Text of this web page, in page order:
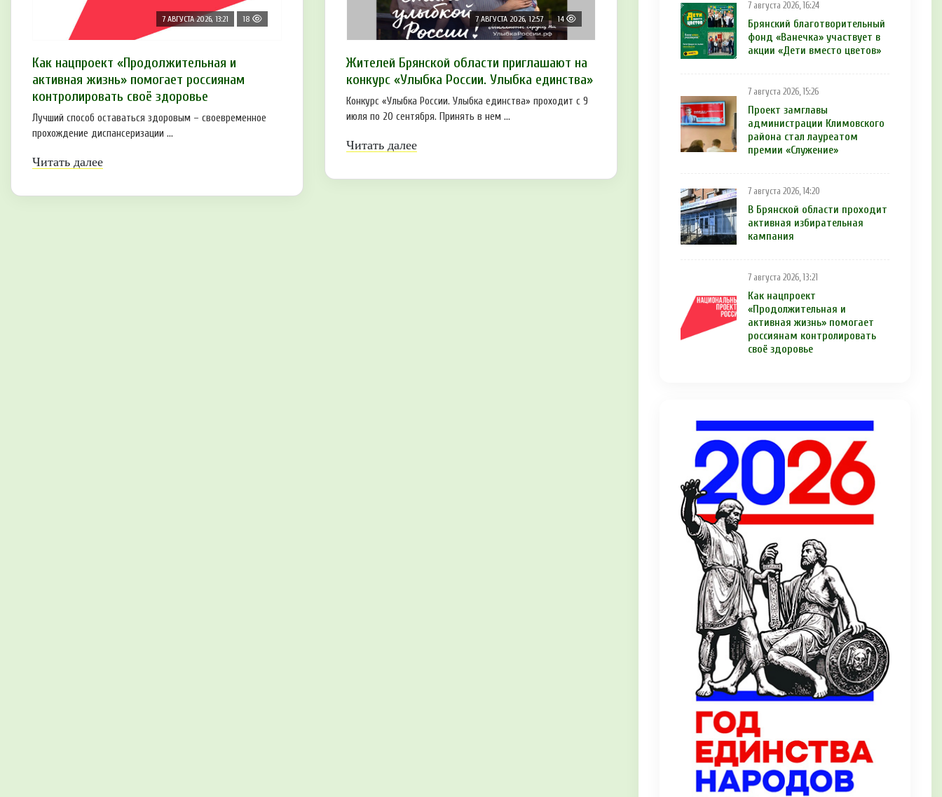
7 АВГУСТА 2026, 13:21 18
Как нацпроект «Продолжительная и
активная жизнь» помогает россиянам
контролировать своё здоровье
Лучший способ оставаться здоровым – своевременное
прохождение диспансеризации ...
Читать далее
7 АВГУСТА 2026, 12:57 14
Жителей Брянской области приглашают на
конкурс «Улыбка России. Улыбка единства»
Конкурс «Улыбка России. Улыбка единства» проходит с 9
июля по 20 сентября. Принять в нем ...
Читать далее
7 августа 2026, 16:24
Брянский благотворительный
фонд «Ванечка» участвует в
акции «Дети вместо цветов»
7 августа 2026, 15:26
Проект замглавы
администрации Климовского
района стал лауреатом
премии «Служение»
7 августа 2026, 14:20
В Брянской области проходит
активная избирательная
кампания
7 августа 2026, 13:21
Как нацпроект
«Продолжительная и
активная жизнь» помогает
россиянам контролировать
своё здоровье